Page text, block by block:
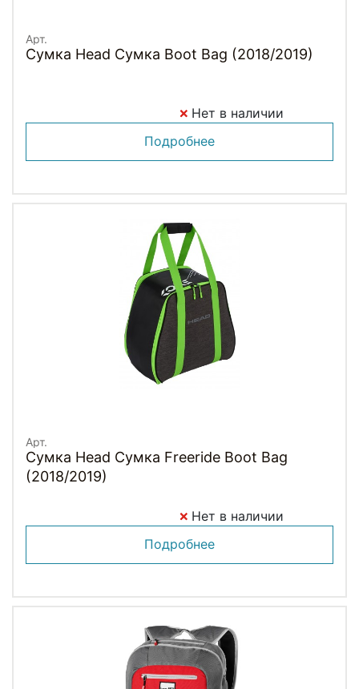
Арт.
Сумка Head Сумка Boot Bag (2018/2019)
Нет в наличии
Подробнее
Арт.
Сумка Head Сумка Freeride Boot Bag
(2018/2019)
Нет в наличии
Подробнее